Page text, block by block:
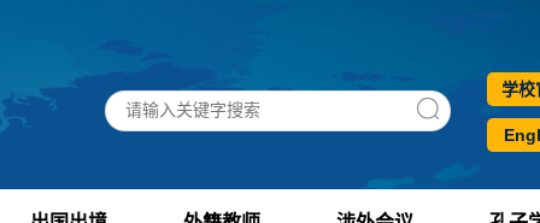
学校